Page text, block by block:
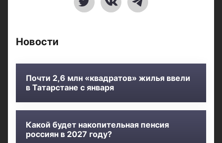
Новости
Почти 2,6 млн «квадратов» жилья ввели
в Татарстане с января
Какой будет накопительная пенсия
россиян в 2027 году?